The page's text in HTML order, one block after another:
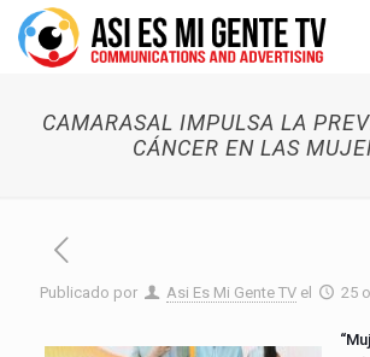
CAMARASAL IMPULSA LA
CÁNCER EN LAS
Publicado por Asi Es Mi Gente TV el 25